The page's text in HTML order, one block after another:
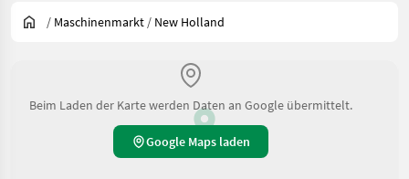
/ Maschinenmarkt / New Holland
Beim Laden der Karte werden Daten an Google übermittelt.
Google Maps laden